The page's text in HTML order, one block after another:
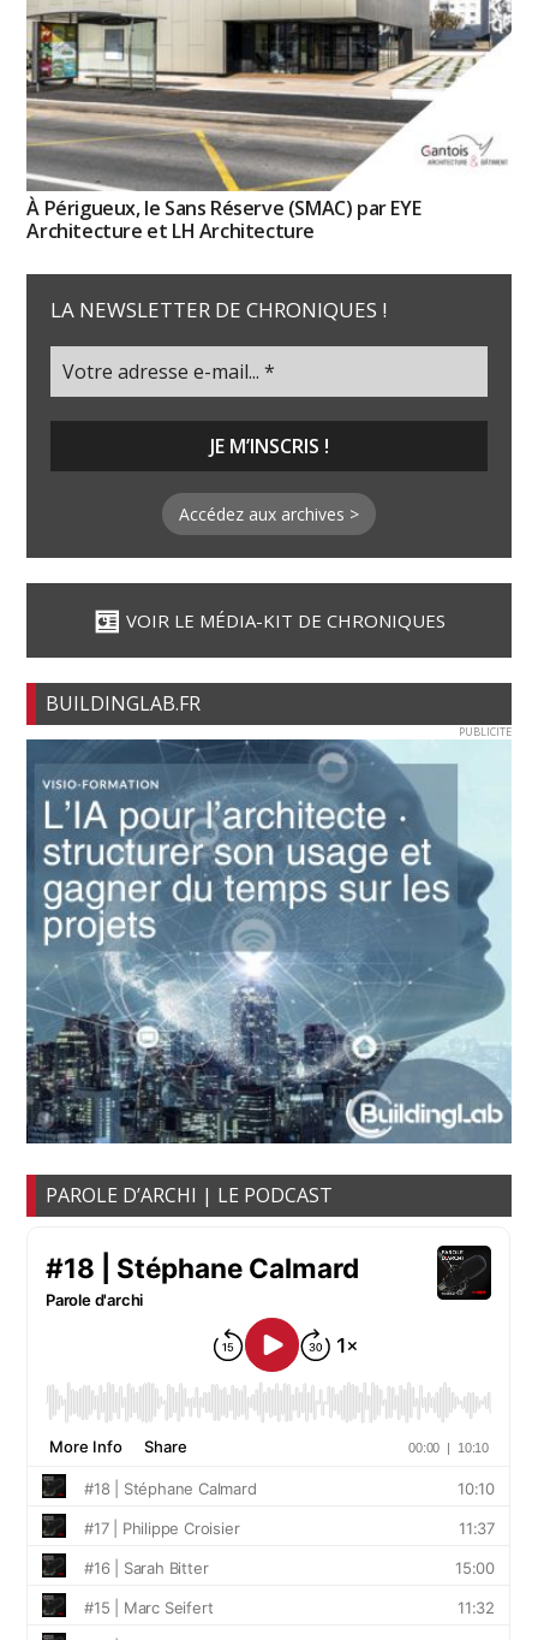
À Périgueux, le Sans Réserve (SMAC) par EYE
Architecture et LH Architecture
LA NEWSLETTER DE CHRONIQUES !
Accédez aux archives >
VOIR LE MÉDIA-KIT DE CHRONIQUES
BUILDINGLAB.FR
PUBLICITE
PAROLE D’ARCHI | LE PODCAST